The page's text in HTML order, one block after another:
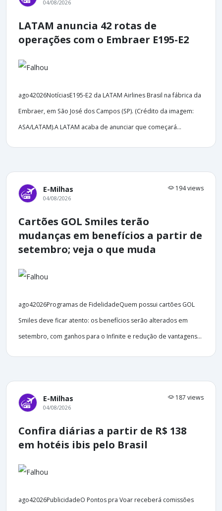
04/08/2026
LATAM anuncia 42 rotas de
operações com o Embraer E195-E2
ago42026NotíciasE195-E2 da LATAM Airlines Brasil na fábrica da
Embraer, em São José dos Campos (SP). (Crédito da imagem:
ASA/LATAM).A LATAM acaba de anunciar que começará...
E-Milhas 194 views
04/08/2026
Cartões GOL Smiles terão
mudanças em benefícios a partir de
setembro; veja o que muda
ago42026Programas de FidelidadeQuem possui cartões GOL
Smiles deve ficar atento: os benefícios serão alterados em
setembro, com ganhos para o Infinite e redução de vantagens...
E-Milhas 187 views
04/08/2026
Confira diárias a partir de R$ 138
em hotéis ibis pelo Brasil
ago42026PublicidadeO Pontos pra Voar receberá comissões